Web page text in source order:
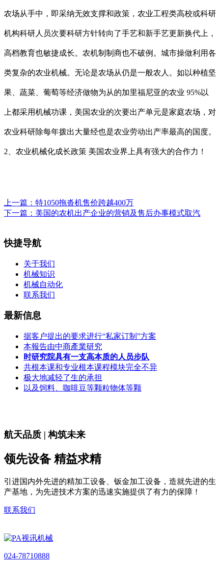
农场从手中，即采纳无效支撑和政策，农业工程类高校或科研
机构科研人员次要科研方针转向了手艺和新手艺更新换代上，
高档教育也敏捷成长。农机制制商也不破例。城市操做利用各
类复杂的农业机械。无论是农场从仍是一般农人。如以种植坚
果、蔬菜、葡萄等经济做物为从的加里福尼亚的农业 95%以
上都采用机械功课，美国农业的次要出产单元是家庭农场，对
农业科研除每年拨出大量经也是农业劳动出产率最高的国度。
2、农业机械化成长政策 美国农业界上具有强大的合作力！
上一篇： 特1050拖沓机售价跨越400万
下一篇： 美国的农机出产企业的营销及售后办事模式取汽
快捷导航
关于我们
机械知识
机械自动化
联系我们
最新信息
据客户提出的要求进行“私家订制”方案
本報告由中商產業研究
时研究院具有一支高本质的人员步队
共根本课和专业根本课程模块完全不异
极大地减轻了生的承担
以及饲料、咖啡豆等颗粒物体等颗
航天品质 | 构筑未来
领先设备 精益求精
引进国内外先进的精加工设备、钣金加工设备，造就先进的生
产基地，为先进技术方案的迅速实施提供了有力的保障！
联系我们
024-78710888